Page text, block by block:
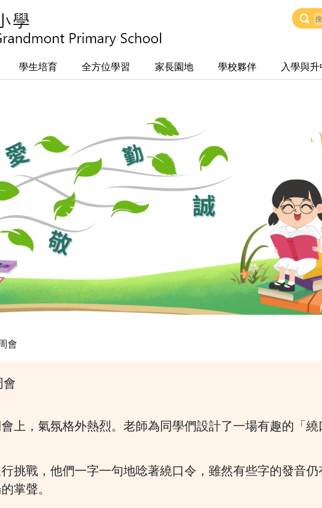
學生培育 全方位學習 家長園地 學校夥伴 入學與升
會
上，氣氛格外熱烈。老師為同學們設計了一場有趣的「
挑戰，他們一字一句地唸著繞口令，雖然有些字的發音仍
掌聲。